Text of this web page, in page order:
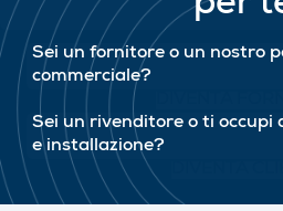
Sei un fornitore o un nostro
commerciale?
Sei un rivenditore o ti occupi
e installazione?